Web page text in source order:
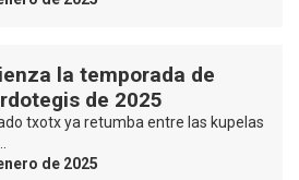
la temporada de
de 2025
txotx ya retumba entre las kupelas
de 2025